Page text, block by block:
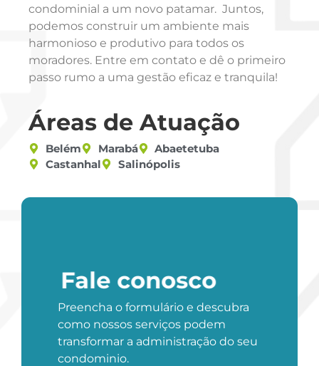
condominial a um novo patamar. Juntos,
podemos construir um ambiente mais
harmonioso e produtivo para todos os
moradores. Entre em contato e dê o primeiro
passo rumo a uma gestão eficaz e tranquila!
Áreas de Atuação
Belém Marabá
Abaetetuba
Castanhal
Salinópolis
Fale conosco
Preencha o formulário e descubra
como nossos serviços podem
transformar a administração do seu
condominio.